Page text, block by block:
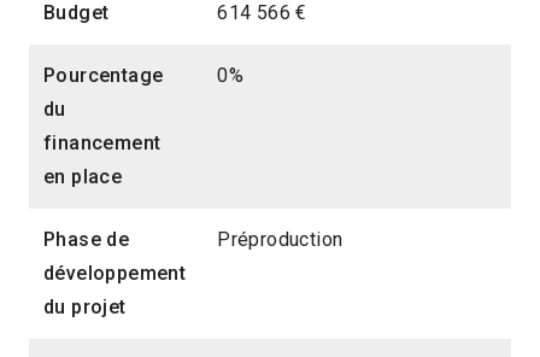
Budget 614 566 €
Pourcentage
du
financement
en place
0%
Phase de
développement
du projet
Préproduction